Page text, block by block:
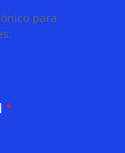
para
*